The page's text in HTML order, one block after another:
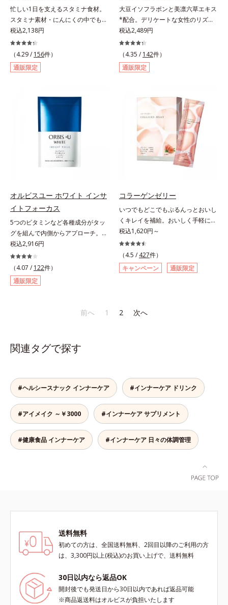
忙しい1日を支えるスタミナ食材。
スタミナ素材・にんにくの中でも良
質で知られる青森県産の「福地ホワ
イト六片」を発酵・熟成させること
で、生にんにく時よりポリフェノー
ルやアミノ酸量をぐんとパワーアッ
プさせました。さらに、へとへと対
豊富）と黒酢の副産物“もろみ”（ビ
タミン類を贅沢に含む）の2つを配
合し、元気を底上げします。また、
ソフトカプセルを採用しニオイを閉
じ込め、ローズマリー抽出物を配合
することで、飲む時も飲んだ後も臭
わず爽やかにカバーします。
税込2,138円
（4.29 / 156件）
通販限定
大豆イソフラボンと美凛六草エキス
*配合。デリケートな女性のリズム
とバランスをサポート！。女性のカ
ラダは自分で思うよりもずっとデリ
ケート。不安定になりがちな女性の
身体の働きを助け、健康バランスを
サポートするサプリメントです。1
40mg（アグリコン換算25mg）と
和漢植物「美凛六草エキス」を
100mg配合。大豆イソフラボン
は、大豆に含まれるポリフェノール
の一種で、豆腐半丁分に相当する量
を配合しています。美凛六草エキス
とは、花茶の代表的な原料、メイク
含むローズマリーなど古来より伝わ
る6種の植物エキスをぎゅっと凝縮
したオリジナルブレンドのエキスで
す。＊美凛六草（メイリンロクソ
ウ）エキスとは、メイクイファ、ベ
ニバナ、キンセンカ、ローズマリ
ー、ホップ、キクカ、6種類の植物
エキスの総称です。
税込2,489円
（4.35 / 142件）
通販限定
オルビスユー ホワイト インサ
イトフォーカス
5つのビタミンなど各種成分がタッ
グを組んで内側からアプローチ。透
明感のある美しさをサポートする成
分を凝縮した美容サプリです。L-シ
スチンや植物エキス、ビタミンCを
はじめとした5つのビタミンによっ
て、多角的にアプローチ。さらに南
ァバ葉エキスもプラスしました。体
の内側から美しさに磨きをかけたい
税込2,916円
（4.07 / 122件）
通販限定
コラーゲンゼリー
いつでもどこでもぷるんっとおいし
くキレイを補給。おいしく手軽にキ
レイをチャージ！ おやつ感覚でハ
リと弾力のある毎日に欠かせない人
気のコラーゲンを補給できる、ステ
ィック型ゼリーです。吸収が早い、
分子の小さなコラーゲンが1袋にた
B6も加えました。コラーゲン特有
をチャージできます。年齢と共に気
になる悩みも、おやつやデザート時
にぷるんっと食べて解消を目指しま
しょう。脂肪分ゼロ＆1袋20kcal
で、ダイエット中でも安心です。各
商品の詳しい情報は商品ページをご
覧ください。・BEAUTY夏祭りは、
税込1,620円～
（4.5 / 427件）
キャンペーン
通販限定
前へ 1 2 次へ
関連タグで探す
#ヘルシースナック インナーケア #インナーケア ドリンク
#アイメイク ～￥3000 #インナーケア サプリメント
#健康食品 インナーケア #インナーケア 日々の体調管理
送料無料
初めての方は、全国送料無料、2回目以降のご利用の方
は、3,300円以上(税込)のお買い上げで、送料無料
30日以内なら返品OK
開封後でも発送日から30日以内であれば返品可能
※商品返送料はオルビスが負担いたします